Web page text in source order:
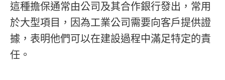
這種擔保通常由公司及其合作銀行發出，常用
於大型項目，因為工業公司需要向客戶提供證
據，表明他們可以在建設過程中滿足特定的責
任。